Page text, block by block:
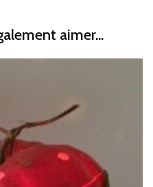
aimer...